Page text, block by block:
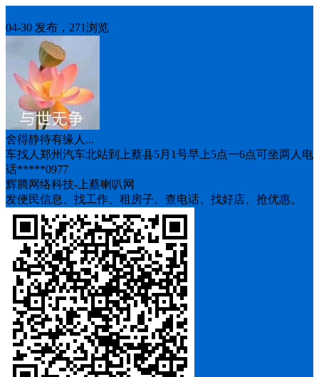
04-30 发布，271浏览
舍得静待有缘人...
车找人郑州汽车北站到上蔡县5月1号早上5点一6点可坐两人电
话*****0977
辉腾网络科技-上蔡喇叭网
发便民信息、找工作、租房子、查电话、找好店、抢优惠。